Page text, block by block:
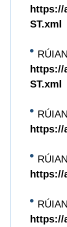
https://
ST.xml
https://
ST.xml
https://
https://
https://